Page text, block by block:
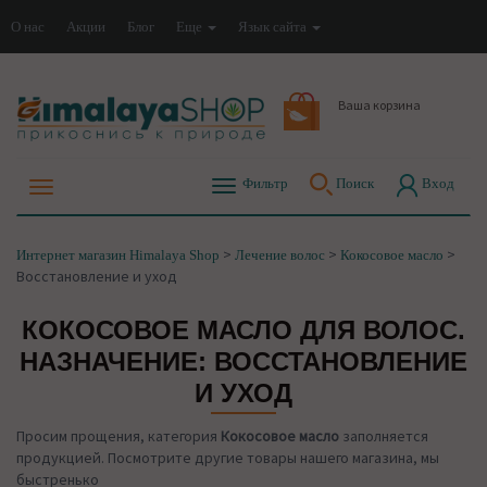
О нас Акции Блог Еще Язык сайта
Ваша корзина
Фильтр Поиск Вход
Интернет магазин Himalaya Shop > Лечение волос > Кокосовое масло >
Восстановление и уход
КОКОСОВОЕ МАСЛО ДЛЯ ВОЛОС.
НАЗНАЧЕНИЕ: ВОССТАНОВЛЕНИЕ
И УХОД
Просим прощения, категория Кокосовое масло заполняется
продукцией. Посмотрите другие товары нашего магазина, мы
быстренько